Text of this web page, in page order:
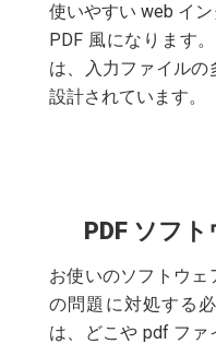
使いやすい web イ
PDF 風になります
は、入力ファイル
設計されています。
PDF ソフ
お使いのソフトウ
の問題に対処する
は、どこや pdf ファ